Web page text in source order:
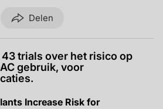
Delen
trials over het risico op
gebruik, voor
Increase Risk for